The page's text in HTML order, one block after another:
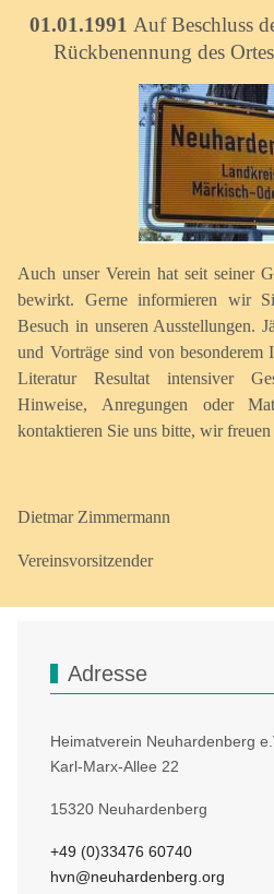
01.01.1991 Auf Beschluss
Rückbenennung des
Auch unser Verein hat seit seiner
bewirkt. Gerne informieren wir
Besuch in unseren Ausstellungen.
und Vorträge sind von besonderem
Literatur Resultat intensiver
Hinweise, Anregungen oder
kontaktieren Sie uns bitte, wir freuen
Dietmar Zimmermann
Vereinsvorsitzender
Adresse
Heimatverein Neuhardenberg
Karl-Marx-Allee 22
15320 Neuhardenberg
+49 (0)33476 60740
hvn@neuhardenberg.org